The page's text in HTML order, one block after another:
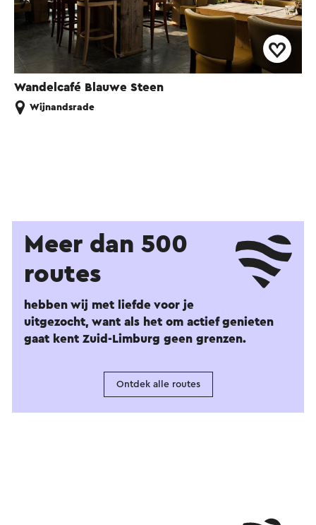
Wandelcafé Blauwe Steen
Wijnandsrade
Meer dan 500
routes
hebben wij met liefde voor je
uitgezocht, want als het om actief genieten
gaat kent Zuid-Limburg geen grenzen.
Ontdek alle routes